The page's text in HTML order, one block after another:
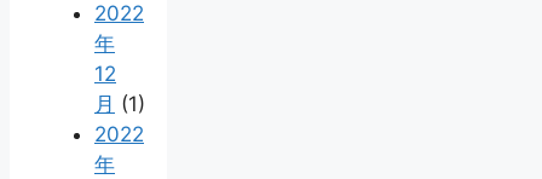
2022
年
12
月 (1)
2022
年